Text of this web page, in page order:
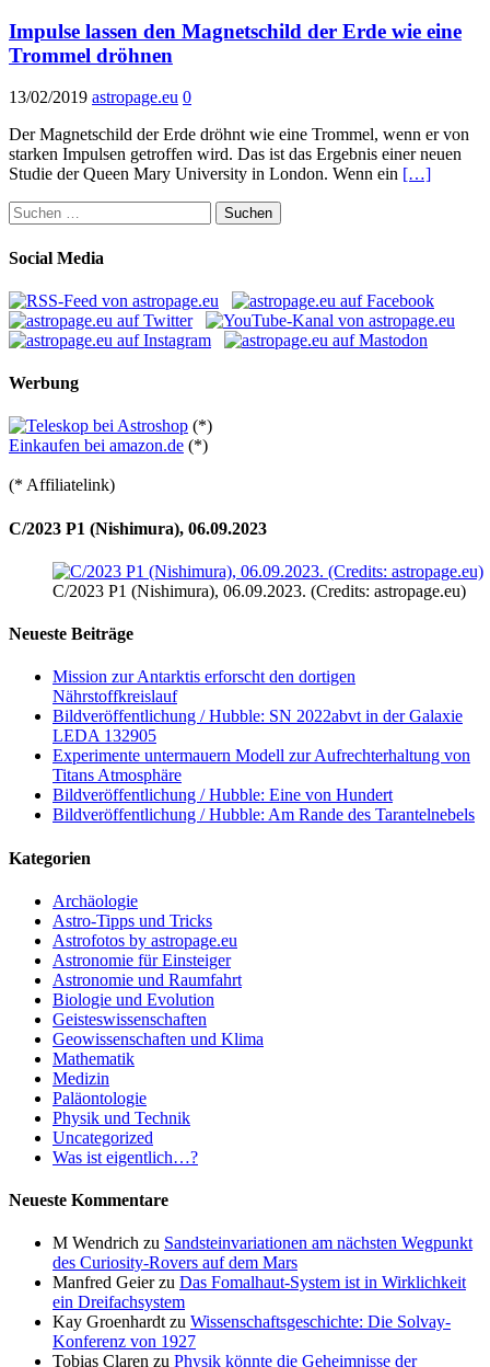
Impulse lassen den Magnetschild der Erde wie eine
Trommel dröhnen
13/02/2019 astropage.eu 0
Der Magnetschild der Erde dröhnt wie eine Trommel, wenn er von
starken Impulsen getroffen wird. Das ist das Ergebnis einer neuen
Studie der Queen Mary University in London. Wenn ein […]
Suchen
nach:
Social Media
Werbung
(*)
Einkaufen bei amazon.de (*)
(* Affiliatelink)
C/2023 P1 (Nishimura), 06.09.2023
C/2023 P1 (Nishimura), 06.09.2023. (Credits: astropage.eu)
Neueste Beiträge
Mission zur Antarktis erforscht den dortigen
Nährstoffkreislauf
Bildveröffentlichung / Hubble: SN 2022abvt in der Galaxie
LEDA 132905
Experimente untermauern Modell zur Aufrechterhaltung von
Titans Atmosphäre
Bildveröffentlichung / Hubble: Eine von Hundert
Bildveröffentlichung / Hubble: Am Rande des Tarantelnebels
Kategorien
Archäologie
Astro-Tipps und Tricks
Astrofotos by astropage.eu
Astronomie für Einsteiger
Astronomie und Raumfahrt
Biologie und Evolution
Geisteswissenschaften
Geowissenschaften und Klima
Mathematik
Medizin
Paläontologie
Physik und Technik
Uncategorized
Was ist eigentlich…?
Neueste Kommentare
M Wendrich zu Sandsteinvariationen am nächsten Wegpunkt
des Curiosity-Rovers auf dem Mars
Manfred Geierzu Das Fomalhaut-System ist in Wirklichkeit
ein Dreifachsystem
Kay Groenhardtzu Wissenschaftsgeschichte: Die Solvay-
Konferenz von 1927
Tobias Claren zu Physik könnte die Geheimnisse der